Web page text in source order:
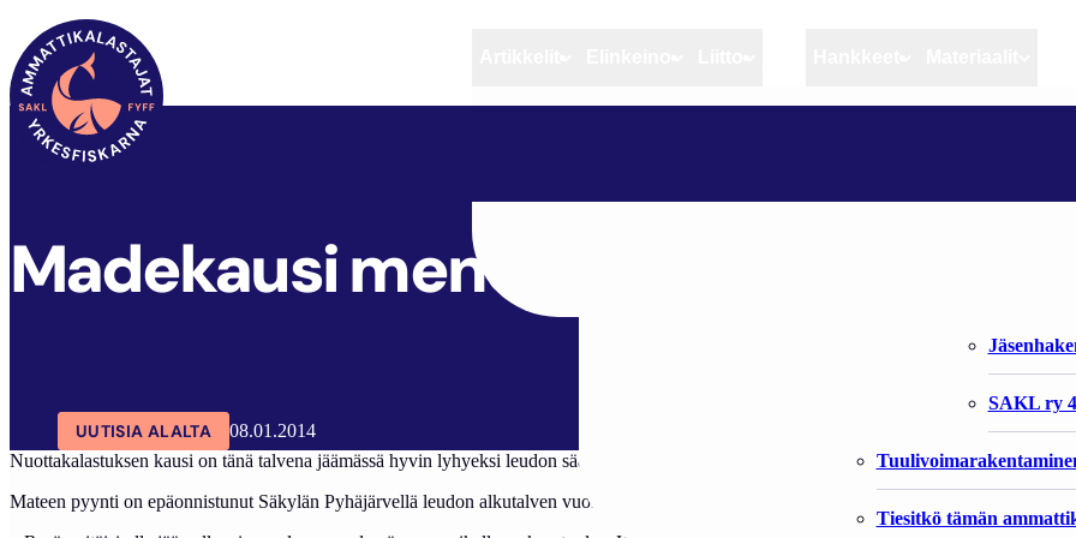
Artikkelit Elinkeino
Rannikko ja
Elinkeinokalatalouden
Kalat ja kalatalous
Vahinkoeläimet
Tiesitkö tämän
Liitto
Liiton
SAKL ry
SAKL ARTIKKELIT
Madekausi menetetty Pyhäjärvellä
UUTISIA ALALTA
08.01.2014
Nuottakalastuksen kausi on tänä talvena jäämässä hyvin lyhyeksi leudon sään vuoksi.
Mateen pyynti on epäonnistunut Säkylän Pyhäjärvellä leudon alkutalven vuoksi. Normaalisti tammikuu on parasta mateen pyyntiaikaa